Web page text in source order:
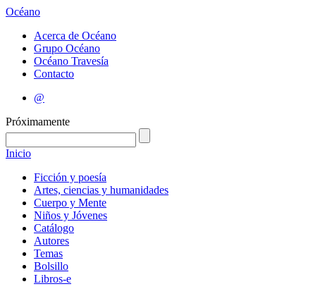
Océano
Acerca de Océano
Grupo Océano
Océano Travesía
Contacto
@
Próximamente
Inicio
Ficción y poesía
Artes, ciencias y humanidades
Cuerpo y Mente
Niños y Jóvenes
Catálogo
Autores
Temas
Bolsillo
Libros-e